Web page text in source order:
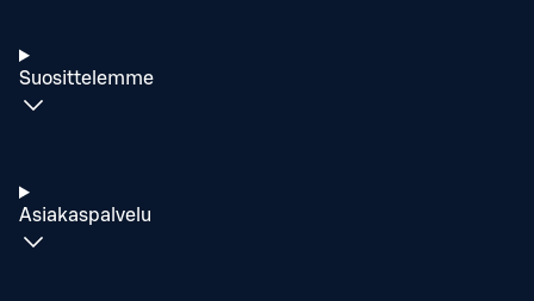
Suosittelemme
Asiakaspalvelu